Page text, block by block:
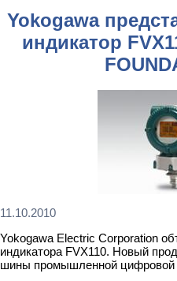
Yokogawa
индикатор
11.10.2010
Yokogawa Electric Corporation
индикатора FVX110. Новый
шины промышленной цифровой